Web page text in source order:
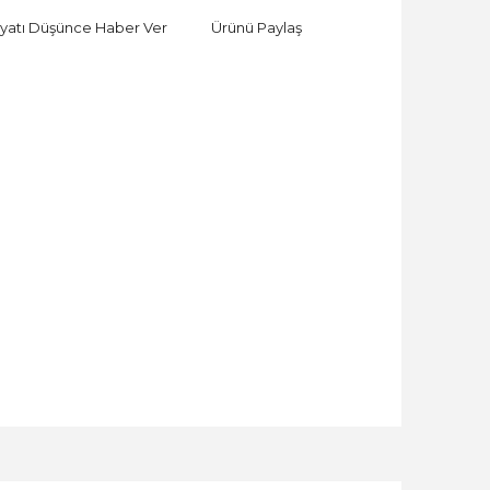
Düşünce Haber Ver Ürünü Paylaş